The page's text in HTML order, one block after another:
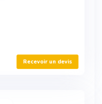
Recevoir un devis